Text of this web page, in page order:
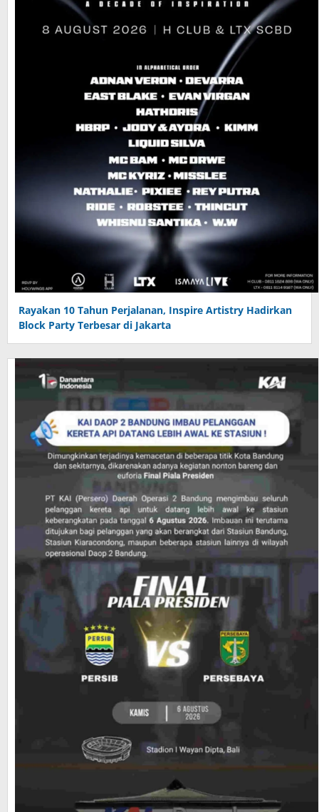
Rayakan 10 Tahun Perjalanan, Inspire Artistry Hadirkan
Block Party Terbesar di Jakarta